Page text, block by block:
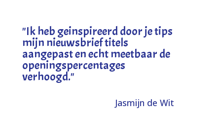
"Ik heb geinspireerd door je tips
mijn nieuwsbrief titels
aangepast en echt meetbaar de
openingspercentages
verhoogd."
Jasmijn de Wit